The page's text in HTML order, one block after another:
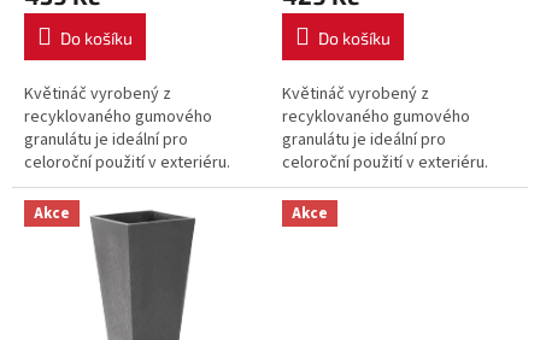
Do košíku
Květináč vyrobený z
recyklovaného gumového
granulátu je ideální pro
celoroční použití v exteriéru.
Odolává mrazu i horku.
Do košíku
Květináč vyrobený z
recyklovaného gumového
granulátu je ideální pro
celoroční použití v exteriéru.
Odolává mrazu i horku.
Akce Akce